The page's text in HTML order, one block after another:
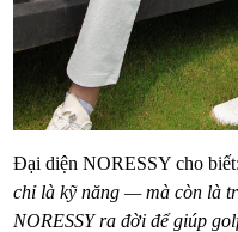
Đại diện NORESSY cho biết:
chỉ là kỹ năng — mà còn là
NORESSY ra đời để giúp